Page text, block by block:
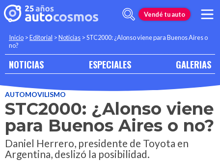
Vendé tu auto
Inicio >Editorial >Noticias >STC2000: ¿Alonso viene para Buenos Aires o
no?
NOTICIAS ESPECIALES GALERIAS
AUTOMOVILISMO
STC2000: ¿Alonso viene
para Buenos Aires o no?
Daniel Herrero, presidente de Toyota en
Argentina, deslizó la posibilidad.